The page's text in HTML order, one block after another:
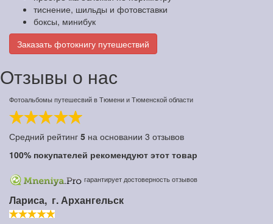
тиснение, шильды и фотовставки
боксы, минибук
Заказать фотокнигу путешествий
Отзывы о нас
Фотоальбомы путешесвий в Тюмени и Тюменской области
Средний рейтинг 5 на основании 3 отзывов
100% покупателей рекомендуют этот товар
гарантирует достоверность отзывов
Лариса, г. Архангельск